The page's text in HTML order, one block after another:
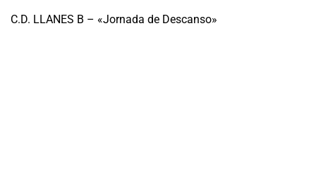
C.D. LLANES B – «Jornada de Descanso»